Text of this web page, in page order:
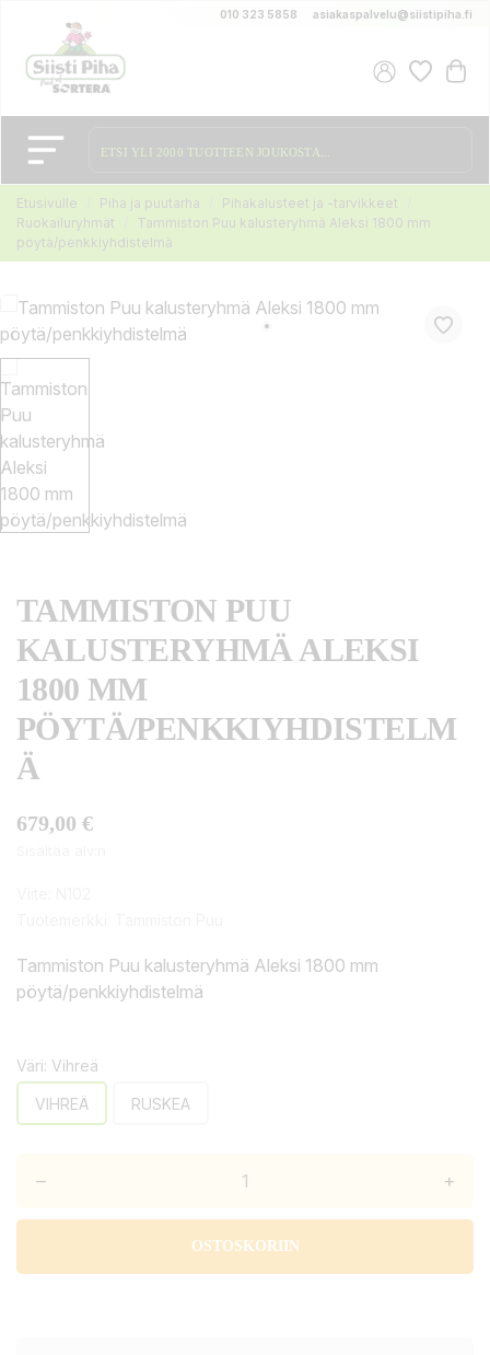
010 323 5858 asiakaspalvelu@siistipiha.fi
Etusivulle Piha ja puutarha
Pihakalusteet ja -tarvikkeet
Ruokailuryhmät
Tammiston Puu kalusteryhmä Aleksi 1800 mm
pöytä/penkkiyhdistelmä
TAMMISTON PUU
KALUSTERYHMÄ ALEKSI
1800 MM
PÖYTÄ/PENKKIYHDISTELM
Ä
679,00 €
Tammiston Puu kalusteryhmä Aleksi 1800 mm
pöytä/penkkiyhdistelmä
Väri: Vihreä
VIHREÄ RUSKEA
– +
OSTOSKORIIN